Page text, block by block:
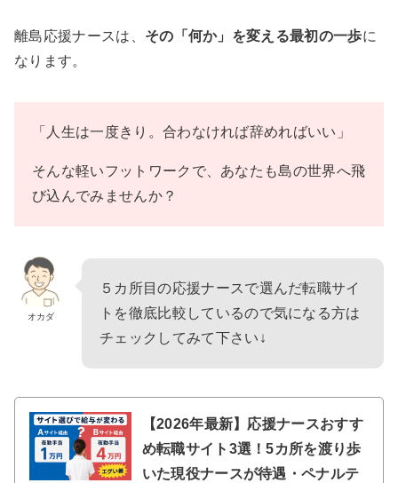
離島応援ナースは、 その「何か」を変える最初の一歩に
なります。
「人生は一度きり。合わなければ辞めればいい」
そんな軽いフットワークで、あなたも島の世界へ飛
び込んでみませんか？
オカダ
５カ所目の応援ナースで選んだ転職サイ
トを徹底比較しているので気になる方は
チェックしてみて下さい↓
【2026年最新】応援ナースおすす
め転職サイト3選！5カ所を渡り歩
いた現役ナースが待遇・ペナルテ